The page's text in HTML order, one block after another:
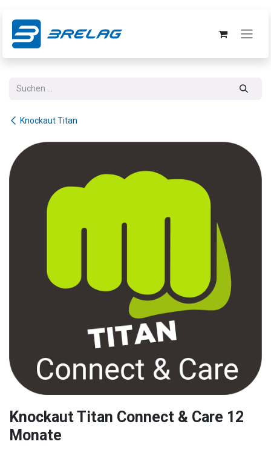
Knockaut Titan
Knockaut Titan Connect & Care 12
Monate